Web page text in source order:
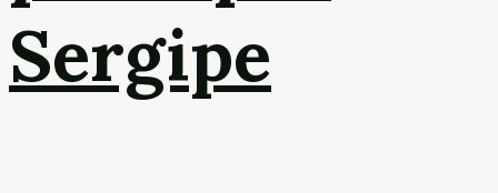
Sergipe